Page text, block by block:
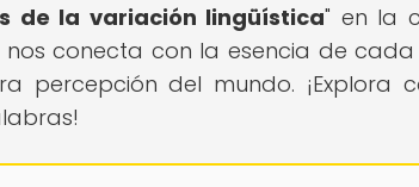
de la variación lingüística" en la
conecta con la esencia de
percepción del mundo.